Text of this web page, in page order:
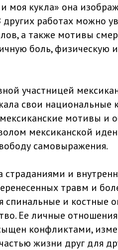
моя кукла» она
работах можно
а также мотивы
боль, физическую
участницей
свои национальные
мотивы и
мексиканской
самовыражения.
и
травм и
и костные
Ее личные
конфликтами,
жизни друг для